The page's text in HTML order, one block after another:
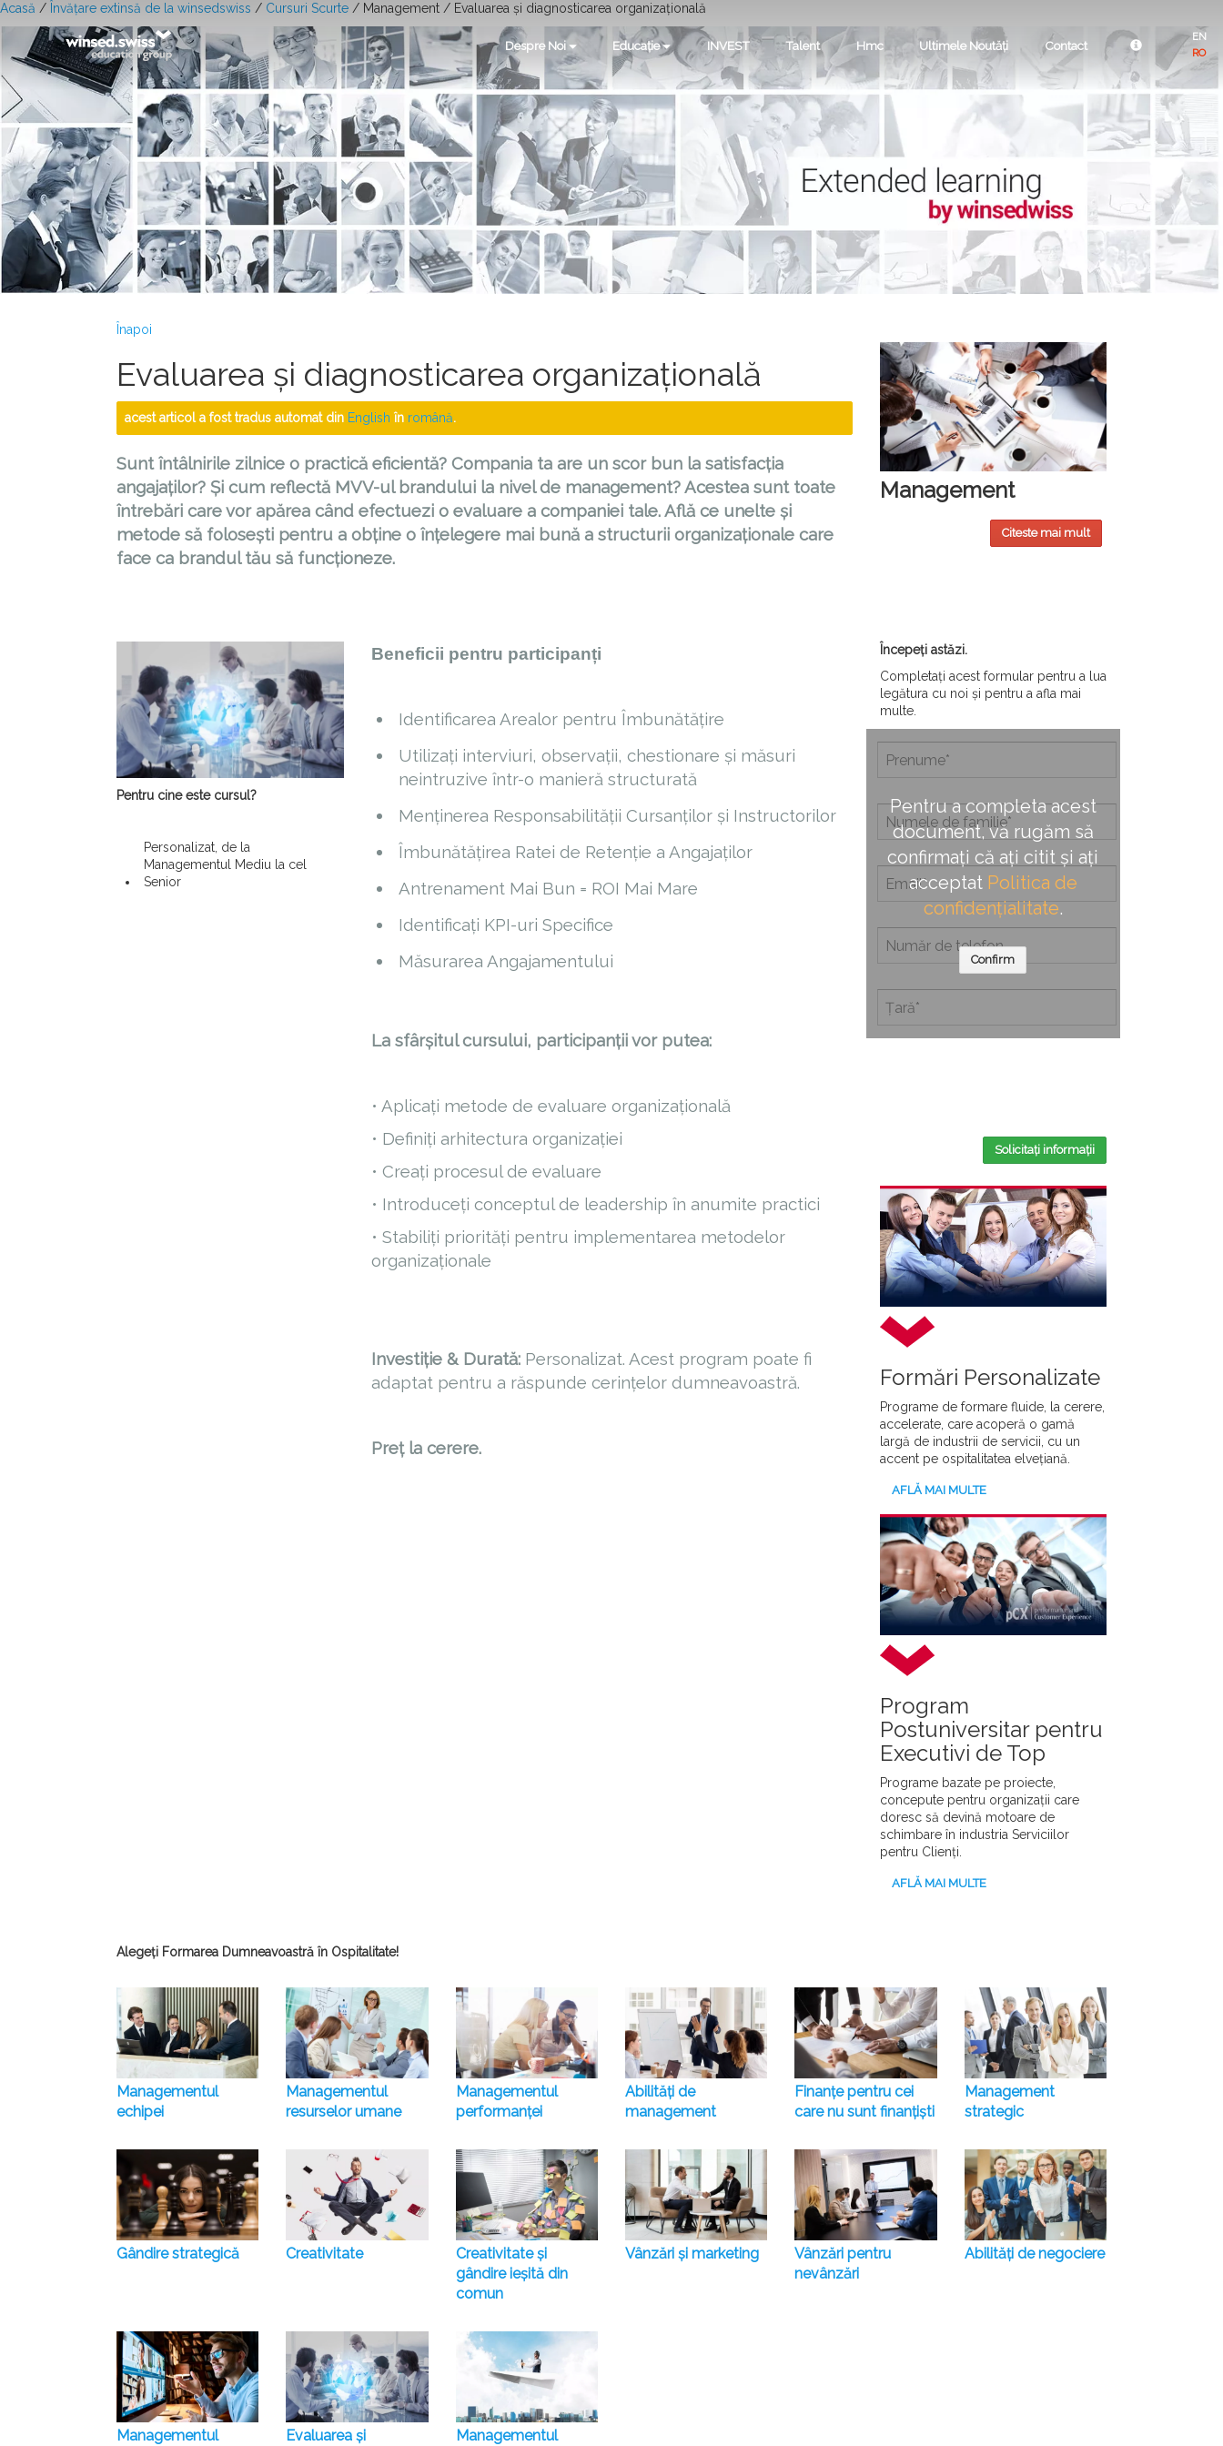
Despre Noi Educație INVEST Talent Hmc Ultimele Noutăți Contact
EN
RO
Acasă / Învățare extinsă de la winsedswiss / Cursuri Scurte / Management / Evaluarea și diagnosticarea organizațională
Înapoi
Evaluarea și diagnosticarea organizațională
acest articol a fost tradus automat din English în română.
Sunt întâlnirile zilnice o practică eficientă? Compania ta are un scor bun la satisfacția
angajaților? Și cum reflectă MVV-ul brandului la nivel de management? Acestea sunt toate
întrebări care vor apărea când efectuezi o evaluare a companiei tale. Află ce unelte și
metode să folosești pentru a obține o înțelegere mai bună a structurii organizaționale care
face ca brandul tău să funcționeze.
Management
Citeste mai mult
Pentru cine este cursul?
Personalizat, de la
Managementul Mediu la cel
Senior
Beneficii pentru participanți
Identificarea Arealor pentru Îmbunătățire
Utilizați interviuri, observații, chestionare și măsuri
neintruzive într-o manieră structurată
Menținerea Responsabilității Cursanților și Instructorilor
Îmbunătățirea Ratei de Retenție a Angajaților
Antrenament Mai Bun = ROI Mai Mare
Identificați KPI-uri Specifice
Măsurarea Angajamentului
La sfârșitul cursului, participanții vor putea:
• Aplicați metode de evaluare organizațională
• Definiți arhitectura organizației
• Creați procesul de evaluare
• Introduceți conceptul de leadership în anumite practici
• Stabiliți priorități pentru implementarea metodelor
organizaționale
Investiție & Durată: Personalizat. Acest program poate fi
adaptat pentru a răspunde cerințelor dumneavoastră.
Preț la cerere.
Începeți astăzi.
Completați acest formular pentru a lua
legătura cu noi și pentru a afla mai
multe.
Pentru a completa acest
document, vă rugăm să
confirmați că ați citit și ați
acceptat Politica de
confidențialitate.
Confirm
Solicitați informații
Formări Personalizate
Programe de formare fluide, la cerere,
accelerate, care acoperă o gamă
largă de industrii de servicii, cu un
accent pe ospitalitatea elvețiană.
AFLĂ MAI MULTE
Program
Postuniversitar pentru
Executivi de Top
Programe bazate pe proiecte,
concepute pentru organizații care
doresc să devină motoare de
schimbare în industria Serviciilor
pentru Clienți.
AFLĂ MAI MULTE
Alegeți Formarea Dumneavoastră în Ospitalitate!
Managementul
echipei
Managementul
resurselor umane
Managementul
performanței
Abilități de
management
Finanțe pentru cei
care nu sunt finanțiști
Management
strategic
Gândire strategică Creativitate
Creativitate și
gândire ieșită din
comun
Vânzări și marketing
Vânzări pentru
nevânzări
Abilități de negociere
Managementul Evaluarea și Managementul